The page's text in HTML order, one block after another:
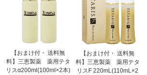
【おまけ付・ 送料無
料】三恵製薬 薬用テタ
リスα200ml(100ml×2本)
【おまけ付・ 送料無
料】三恵製薬 薬用テタ
リスF 220mL(110mL×2